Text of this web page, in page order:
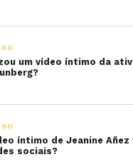
um vídeo íntimo da
íntimo de Jeanine Añez
sociais?